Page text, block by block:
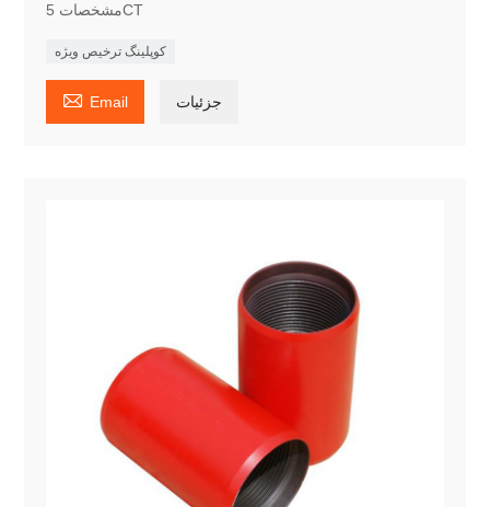
مشخصات 5CT
کوپلینگ ترخیص ویژه
 Email جزئیات